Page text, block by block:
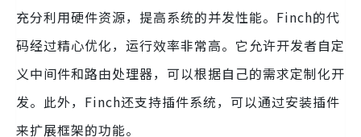
充分利用硬件资源，提高系统的并发性能。Finch的代
码经过精心优化，运行效率非常高。它允许开发者自定
义中间件和路由处理器，可以根据自己的需求定制化开
发。此外，Finch还支持插件系统，可以通过安装插件
来扩展框架的功能。